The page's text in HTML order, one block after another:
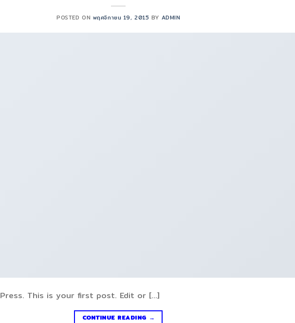
POSTED ON พฤศจิกายน 19, 2015 BY ADMIN
This is your first post. Edit or […]
CONTINUE READING →